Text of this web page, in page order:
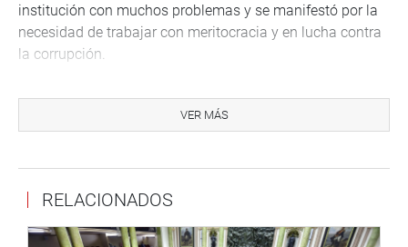
institución con muchos problemas y se manifestó por la
necesidad de trabajar con meritocracia y en lucha contra
la corrupción.
la falta de contratación de suplentes y preguntó si se va
a “oxigenar” los cargos administrativos en las regiones y,
César Revilla Villanueva (FP) saludó la dotación
adecuada de vacunas contra la COVID-19 y se manifestó
VER MÁS
RELACIONADOS